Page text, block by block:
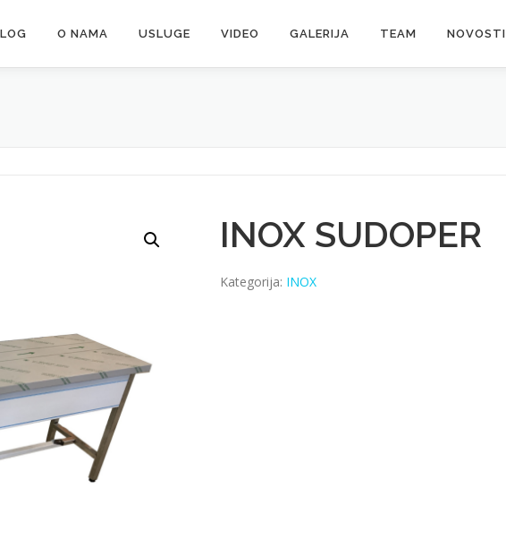
O NAMA USLUGE VIDEO GALERIJA TEAM NOVOSTI
INOX SUDOPER
Kategorija: INOX